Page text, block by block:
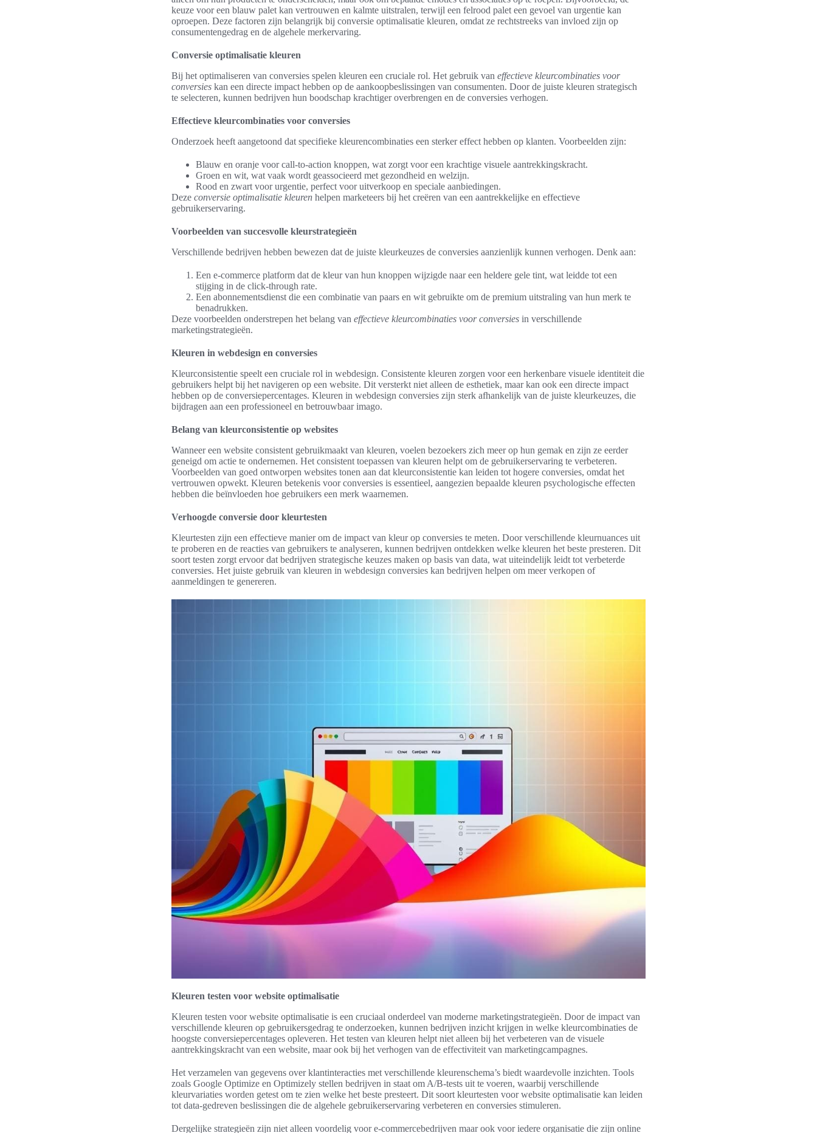
keuze voor een blauw palet kan vertrouwen en kalmte uitstralen, terwijl een felrood palet een gevoel van urgentie kan
oproepen. Deze factoren zijn belangrijk bij conversie optimalisatie kleuren, omdat ze rechtstreeks van invloed zijn op
consumentengedrag en de algehele merkervaring.
Conversie optimalisatie kleuren
Bij het optimaliseren van conversies spelen kleuren een cruciale rol. Het gebruik van effectieve kleurcombinaties voor
conversies kan een directe impact hebben op de aankoopbeslissingen van consumenten. Door de juiste kleuren strategisch
te selecteren, kunnen bedrijven hun boodschap krachtiger overbrengen en de conversies verhogen.
Effectieve kleurcombinaties voor conversies
Onderzoek heeft aangetoond dat specifieke kleurencombinaties een sterker effect hebben op klanten. Voorbeelden zijn:
Blauw en oranje voor call-to-action knoppen, wat zorgt voor een krachtige visuele aantrekkingskracht.
Groen en wit, wat vaak wordt geassocieerd met gezondheid en welzijn.
Rood en zwart voor urgentie, perfect voor uitverkoop en speciale aanbiedingen.
Deze conversie optimalisatie kleuren helpen marketeers bij het creëren van een aantrekkelijke en effectieve
gebruikerservaring.
Voorbeelden van succesvolle kleurstrategieën
Verschillende bedrijven hebben bewezen dat de juiste kleurkeuzes de conversies aanzienlijk kunnen verhogen. Denk aan:
Een e-commerce platform dat de kleur van hun knoppen wijzigde naar een heldere gele tint, wat leidde tot een
stijging in de click-through rate.
Een abonnementsdienst die een combinatie van paars en wit gebruikte om de premium uitstraling van hun merk te
benadrukken.
Deze voorbeelden onderstrepen het belang van effectieve kleurcombinaties voor conversies in verschillende
marketingstrategieën.
Kleuren in webdesign en conversies
Kleurconsistentie speelt een cruciale rol in webdesign. Consistente kleuren zorgen voor een herkenbare visuele identiteit die
gebruikers helpt bij het navigeren op een website. Dit versterkt niet alleen de esthetiek, maar kan ook een directe impact
hebben op de conversiepercentages. Kleuren in webdesign conversies zijn sterk afhankelijk van de juiste kleurkeuzes, die
bijdragen aan een professioneel en betrouwbaar imago.
Belang van kleurconsistentie op websites
Wanneer een website consistent gebruikmaakt van kleuren, voelen bezoekers zich meer op hun gemak en zijn ze eerder
geneigd om actie te ondernemen. Het consistent toepassen van kleuren helpt om de gebruikerservaring te verbeteren.
Voorbeelden van goed ontworpen websites tonen aan dat kleurconsistentie kan leiden tot hogere conversies, omdat het
vertrouwen opwekt. Kleuren betekenis voor conversies is essentieel, aangezien bepaalde kleuren psychologische effecten
hebben die beïnvloeden hoe gebruikers een merk waarnemen.
Verhoogde conversie door kleurtesten
Kleurtesten zijn een effectieve manier om de impact van kleur op conversies te meten. Door verschillende kleurnuances uit
te proberen en de reacties van gebruikers te analyseren, kunnen bedrijven ontdekken welke kleuren het beste presteren. Dit
soort testen zorgt ervoor dat bedrijven strategische keuzes maken op basis van data, wat uiteindelijk leidt tot verbeterde
conversies. Het juiste gebruik van kleuren in webdesign conversies kan bedrijven helpen om meer verkopen of
aanmeldingen te genereren.
Kleuren testen voor website optimalisatie
Kleuren testen voor website optimalisatie is een cruciaal onderdeel van moderne marketingstrategieën. Door de impact van
verschillende kleuren op gebruikersgedrag te onderzoeken, kunnen bedrijven inzicht krijgen in welke kleurcombinaties de
hoogste conversiepercentages opleveren. Het testen van kleuren helpt niet alleen bij het verbeteren van de visuele
aantrekkingskracht van een website, maar ook bij het verhogen van de effectiviteit van marketingcampagnes.
Het verzamelen van gegevens over klantinteracties met verschillende kleurenschema’s biedt waardevolle inzichten. Tools
zoals Google Optimize en Optimizely stellen bedrijven in staat om A/B-tests uit te voeren, waarbij verschillende
kleurvariaties worden getest om te zien welke het beste presteert. Dit soort kleurtesten voor website optimalisatie kan leiden
tot data-gedreven beslissingen die de algehele gebruikerservaring verbeteren en conversies stimuleren.
Dergelijke strategieën zijn niet alleen voordelig voor e-commercebedrijven maar ook voor iedere organisatie die zijn online